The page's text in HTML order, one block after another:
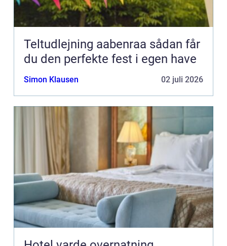
Teltudlejning aabenraa sådan får
du den perfekte fest i egen have
Simon Klausen 02 juli 2026